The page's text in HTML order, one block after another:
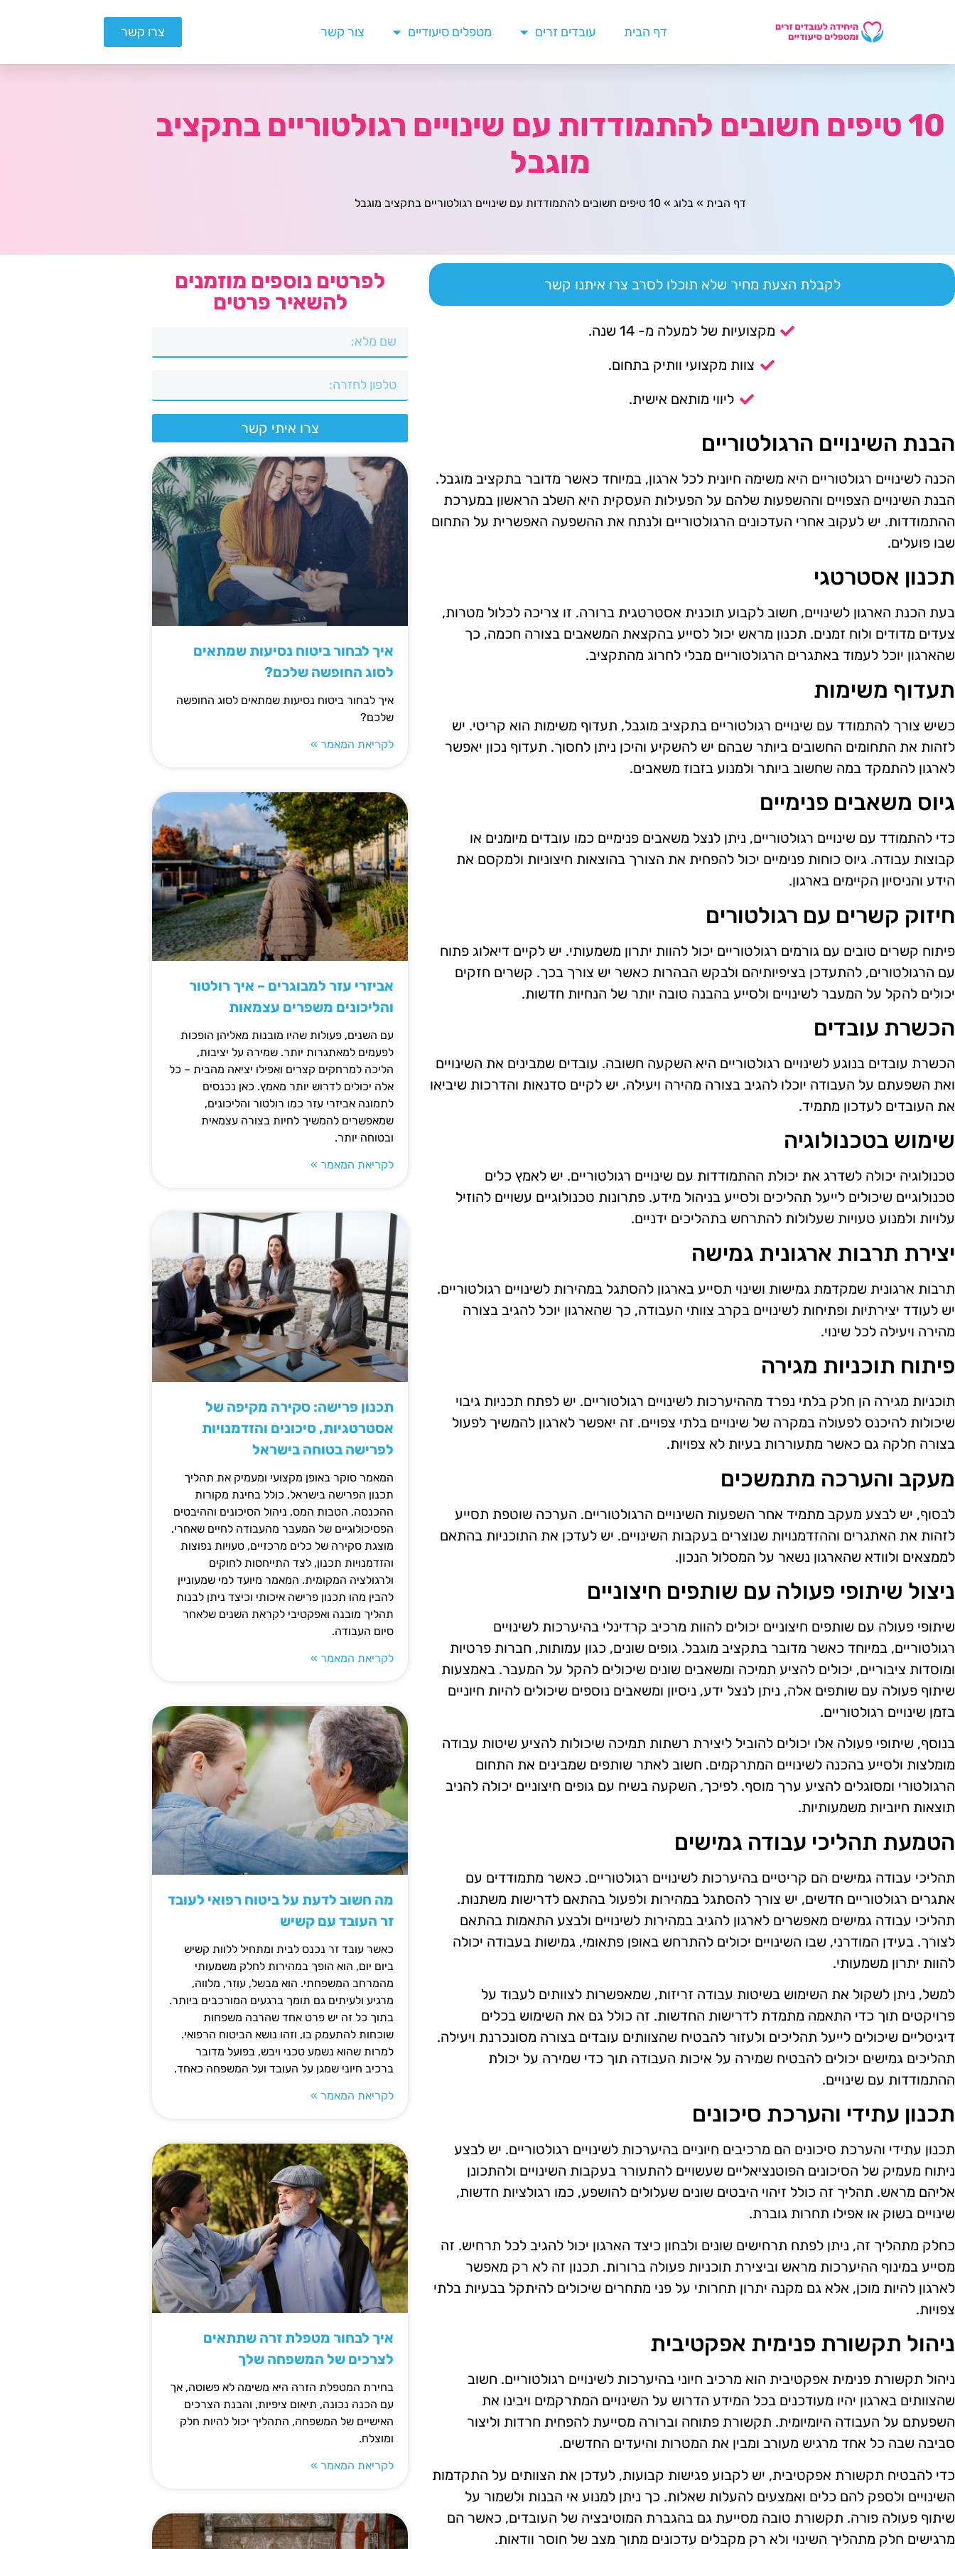
דף הבית עובדים זרים מטפלים סיעודיים צור קשר צרו קשר
10 טיפים חשובים להתמודדות עם שינויים רגולטוריים בתקציב
מוגבל
דף הבית »בלוג »10 טיפים חשובים להתמודדות עם שינויים רגולטוריים בתקציב מוגבל
לקבלת הצעת מחיר שלא תוכלו לסרב צרו איתנו קשר
מקצועיות של למעלה מ- 14 שנה.
צוות מקצועי וותיק בתחום.
ליווי מותאם אישית.
הבנת השינויים הרגולטוריים
הכנה לשינויים רגולטוריים היא משימה חיונית לכל ארגון, במיוחד כאשר מדובר בתקציב מוגבל.
הבנת השינויים הצפויים וההשפעות שלהם על הפעילות העסקית היא השלב הראשון במערכת
ההתמודדות. יש לעקוב אחרי העדכונים הרגולטוריים ולנתח את ההשפעה האפשרית על התחום
שבו פועלים.
תכנון אסטרטגי
בעת הכנת הארגון לשינויים, חשוב לקבוע תוכנית אסטרטגית ברורה. זו צריכה לכלול מטרות,
צעדים מדודים ולוח זמנים. תכנון מראש יכול לסייע בהקצאת המשאבים בצורה חכמה, כך
שהארגון יוכל לעמוד באתגרים הרגולטוריים מבלי לחרוג מהתקציב.
תעדוף משימות
כשיש צורך להתמודד עם שינויים רגולטוריים בתקציב מוגבל, תעדוף משימות הוא קריטי. יש
לזהות את התחומים החשובים ביותר שבהם יש להשקיע והיכן ניתן לחסוך. תעדוף נכון יאפשר
לארגון להתמקד במה שחשוב ביותר ולמנוע בזבוז משאבים.
גיוס משאבים פנימיים
כדי להתמודד עם שינויים רגולטוריים, ניתן לנצל משאבים פנימיים כמו עובדים מיומנים או
קבוצות עבודה. גיוס כוחות פנימיים יכול להפחית את הצורך בהוצאות חיצוניות ולמקסם את
הידע והניסיון הקיימים בארגון.
חיזוק קשרים עם רגולטורים
פיתוח קשרים טובים עם גורמים רגולטוריים יכול להוות יתרון משמעותי. יש לקיים דיאלוג פתוח
עם הרגולטורים, להתעדכן בציפיותיהם ולבקש הבהרות כאשר יש צורך בכך. קשרים חזקים
יכולים להקל על המעבר לשינויים ולסייע בהבנה טובה יותר של הנחיות חדשות.
הכשרת עובדים
הכשרת עובדים בנוגע לשינויים רגולטוריים היא השקעה חשובה. עובדים שמבינים את השינויים
ואת השפעתם על העבודה יוכלו להגיב בצורה מהירה ויעילה. יש לקיים סדנאות והדרכות שיביאו
את העובדים לעדכון מתמיד.
שימוש בטכנולוגיה
טכנולוגיה יכולה לשדרג את יכולת ההתמודדות עם שינויים רגולטוריים. יש לאמץ כלים
טכנולוגיים שיכולים לייעל תהליכים ולסייע בניהול מידע. פתרונות טכנולוגיים עשויים להוזיל
עלויות ולמנוע טעויות שעלולות להתרחש בתהליכים ידניים.
יצירת תרבות ארגונית גמישה
תרבות ארגונית שמקדמת גמישות ושינוי תסייע בארגון להסתגל במהירות לשינויים רגולטוריים.
יש לעודד יצירתיות ופתיחות לשינויים בקרב צוותי העבודה, כך שהארגון יוכל להגיב בצורה
מהירה ויעילה לכל שינוי.
פיתוח תוכניות מגירה
תוכניות מגירה הן חלק בלתי נפרד מההיערכות לשינויים רגולטוריים. יש לפתח תכניות גיבוי
שיכולות להיכנס לפעולה במקרה של שינויים בלתי צפויים. זה יאפשר לארגון להמשיך לפעול
בצורה חלקה גם כאשר מתעוררות בעיות לא צפויות.
מעקב והערכה מתמשכים
לבסוף, יש לבצע מעקב מתמיד אחר השפעות השינויים הרגולטוריים. הערכה שוטפת תסייע
לזהות את האתגרים וההזדמנויות שנוצרים בעקבות השינויים. יש לעדכן את התוכניות בהתאם
לממצאים ולוודא שהארגון נשאר על המסלול הנכון.
ניצול שיתופי פעולה עם שותפים חיצוניים
שיתופי פעולה עם שותפים חיצוניים יכולים להוות מרכיב קרדינלי בהיערכות לשינויים
רגולטוריים, במיוחד כאשר מדובר בתקציב מוגבל. גופים שונים, כגון עמותות, חברות פרטיות
ומוסדות ציבוריים, יכולים להציע תמיכה ומשאבים שונים שיכולים להקל על המעבר. באמצעות
שיתוף פעולה עם שותפים אלה, ניתן לנצל ידע, ניסיון ומשאבים נוספים שיכולים להיות חיוניים
בזמן שינויים רגולטוריים.
בנוסף, שיתופי פעולה אלו יכולים להוביל ליצירת רשתות תמיכה שיכולות להציע שיטות עבודה
מומלצות ולסייע בהכנה לשינויים המתרקמים. חשוב לאתר שותפים שמבינים את התחום
הרגולטורי ומסוגלים להציע ערך מוסף. לפיכך, השקעה בשיח עם גופים חיצוניים יכולה להניב
תוצאות חיוביות משמעותיות.
הטמעת תהליכי עבודה גמישים
תהליכי עבודה גמישים הם קריטיים בהיערכות לשינויים רגולטוריים. כאשר מתמודדים עם
אתגרים רגולטוריים חדשים, יש צורך להסתגל במהירות ולפעול בהתאם לדרישות משתנות.
תהליכי עבודה גמישים מאפשרים לארגון להגיב במהירות לשינויים ולבצע התאמות בהתאם
לצורך. בעידן המודרני, שבו השינויים יכולים להתרחש באופן פתאומי, גמישות בעבודה יכולה
להוות יתרון משמעותי.
למשל, ניתן לשקול את השימוש בשיטות עבודה זריזות, שמאפשרות לצוותים לעבוד על
פרויקטים תוך כדי התאמה מתמדת לדרישות החדשות. זה כולל גם את השימוש בכלים
דיגיטליים שיכולים לייעל תהליכים ולעזור להבטיח שהצוותים עובדים בצורה מסונכרנת ויעילה.
תהליכים גמישים יכולים להבטיח שמירה על איכות העבודה תוך כדי שמירה על יכולת
ההתמודדות עם שינויים.
תכנון עתידי והערכת סיכונים
תכנון עתידי והערכת סיכונים הם מרכיבים חיוניים בהיערכות לשינויים רגולטוריים. יש לבצע
ניתוח מעמיק של הסיכונים הפוטנציאליים שעשויים להתעורר בעקבות השינויים ולהתכונן
אליהם מראש. תהליך זה כולל זיהוי היבטים שונים שעלולים להושפע, כמו רגולציות חדשות,
שינויים בשוק או אפילו תחרות גוברת.
כחלק מתהליך זה, ניתן לפתח תרחישים שונים ולבחון כיצד הארגון יכול להגיב לכל תרחיש. זה
מסייע במינוף ההיערכות מראש וביצירת תוכניות פעולה ברורות. תכנון זה לא רק מאפשר
לארגון להיות מוכן, אלא גם מקנה יתרון תחרותי על פני מתחרים שיכולים להיתקל בבעיות בלתי
צפויות.
ניהול תקשורת פנימית אפקטיבית
ניהול תקשורת פנימית אפקטיבית הוא מרכיב חיוני בהיערכות לשינויים רגולטוריים. חשוב
שהצוותים בארגון יהיו מעודכנים בכל המידע הדרוש על השינויים המתרקמים ויבינו את
השפעתם על העבודה היומיומית. תקשורת פתוחה וברורה מסייעת להפחית חרדות וליצור
סביבה שבה כל אחד מרגיש מעורב ומבין את המטרות והיעדים החדשים.
כדי להבטיח תקשורת אפקטיבית, יש לקבוע פגישות קבועות, לעדכן את הצוותים על התקדמות
השינויים ולספק להם כלים ואמצעים להעלות שאלות. כך ניתן למנוע אי הבנות ולשמור על
שיתוף פעולה פורה. תקשורת טובה מסייעת גם בהגברת המוטיבציה של העובדים, כאשר הם
מרגישים חלק מתהליך השינוי ולא רק מקבלים עדכונים מתוך מצב של חוסר וודאות.
לפרטים נוספים מוזמנים
להשאיר פרטים
צרו איתי קשר
איך לבחור ביטוח נסיעות שמתאים
לסוג החופשה שלכם?
איך לבחור ביטוח נסיעות שמתאים לסוג החופשה
שלכם?
לקריאת המאמר »
אביזרי עזר למבוגרים – איך רולטור
והליכונים משפרים עצמאות
עם השנים, פעולות שהיו מובנות מאליהן הופכות
לפעמים למאתגרות יותר. שמירה על יציבות,
הליכה למרחקים קצרים ואפילו יציאה מהבית – כל
אלה יכולים לדרוש יותר מאמץ. כאן נכנסים
לתמונה אביזרי עזר כמו רולטור והליכונים,
שמאפשרים להמשיך לחיות בצורה עצמאית
ובטוחה יותר.
לקריאת המאמר »
תכנון פרישה: סקירה מקיפה של
אסטרטגיות, סיכונים והזדמנויות
לפרישה בטוחה בישראל
המאמר סוקר באופן מקצועי ומעמיק את תהליך
תכנון הפרישה בישראל, כולל בחינת מקורות
ההכנסה, הטבות המס, ניהול הסיכונים וההיבטים
הפסיכולוגיים של המעבר מהעבודה לחיים שאחרי.
מוצגת סקירה של כלים מרכזיים, טעויות נפוצות
והזדמנויות תכנון, לצד התייחסות לחוקים
ולרגולציה המקומית. המאמר מיועד למי שמעוניין
להבין מהו תכנון פרישה איכותי וכיצד ניתן לבנות
תהליך מובנה ואפקטיבי לקראת השנים שלאחר
סיום העבודה.
לקריאת המאמר »
מה חשוב לדעת על ביטוח רפואי לעובד
זר העובד עם קשיש
כאשר עובד זר נכנס לבית ומתחיל ללוות קשיש
ביום יום, הוא הופך במהירות לחלק משמעותי
מהמרחב המשפחתי. הוא מבשל, עוזר, מלווה,
מרגיע ולעיתים גם תומך ברגעים המורכבים ביותר.
בתוך כל זה יש פרט אחד שהרבה משפחות
שוכחות להתעמק בו, וזהו נושא הביטוח הרפואי.
למרות שהוא נשמע טכני ויבש, בפועל מדובר
ברכיב חיוני שמגן על העובד ועל המשפחה כאחד.
לקריאת המאמר »
איך לבחור מטפלת זרה שתתאים
לצרכים של המשפחה שלך
בחירת המטפלת הזרה היא משימה לא פשוטה, אך
עם הכנה נכונה, תיאום ציפיות, והבנת הצרכים
האישיים של המשפחה, התהליך יכול להיות חלק
ומוצלח.
לקריאת המאמר »